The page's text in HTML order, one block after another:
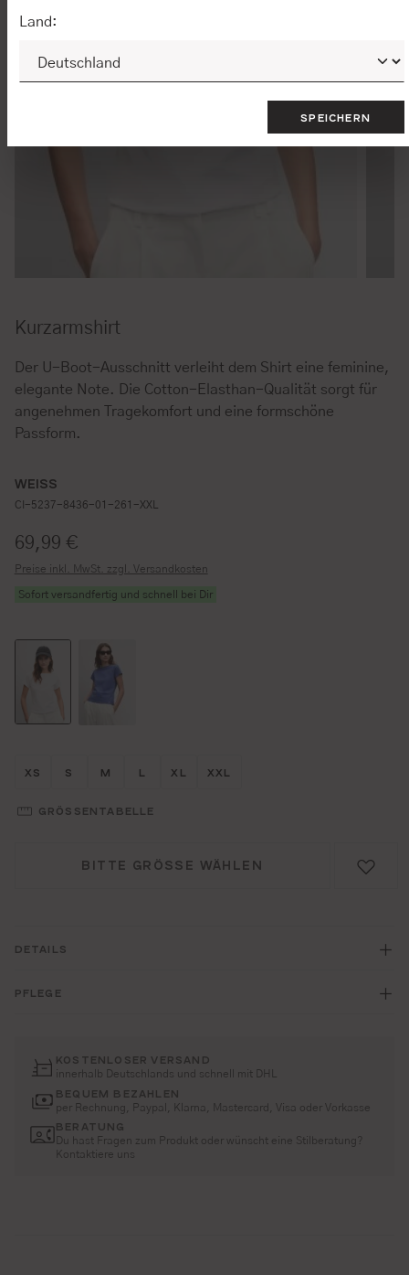
Kurzarmshirt
Der U-Boot-Ausschnitt verleiht dem Shirt eine feminine,
elegante Note. Die Cotton-Elasthan-Qualität sorgt für
angenehmen Tragekomfort und eine formschöne
Passform.
WEISS
CI-5237-8436-01-261-XXL
Regulärer Preis:
69,99 €
Preise inkl. MwSt. zzgl. Versandkosten
Sofort versandfertig und schnell bei Dir
Größe wählen
XS Größe wählen
S Größe wählen
M Größe wählen
L Größe wählen
XL Größe wählen
XXL
GRÖSSENTABELLE
BITTE GRÖSSE WÄHLEN
DETAILS
PFLEGE
KOSTENLOSER VERSAND
innerhalb Deutschlands und schnell mit DHL
BEQUEM BEZAHLEN
per Rechnung, Paypal, Klarna, Mastercard, Visa oder Vorkasse
BERATUNG
Du hast Fragen zum Produkt oder wünscht eine Stilberatung?
Kontaktiere uns
Land:
SPEICHERN